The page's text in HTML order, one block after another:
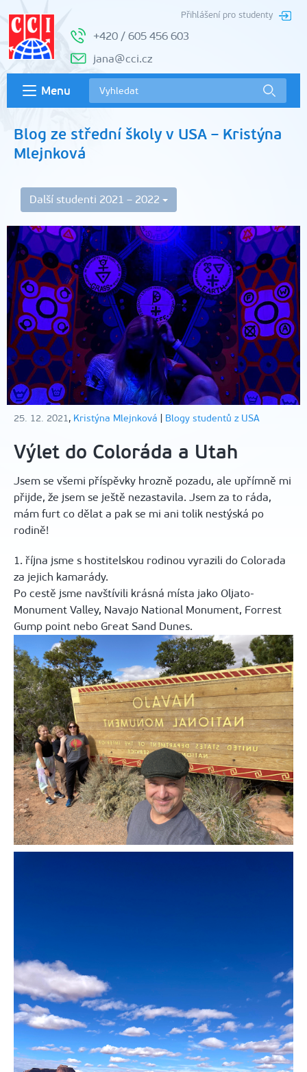
Přihlášení pro studenty
+420 / 605 456 603
jana@cci.cz
Menu
Blog ze střední školy v USA – Kristýna
Mlejnková
Další studenti 2021 – 2022
25. 12. 2021, Kristýna Mlejnková Blogy studentů z USA
Výlet do Coloráda a Utah
Jsem se všemi příspěvky hrozně pozadu, ale upřímně mi
přijde, že jsem se ještě nezastavila. Jsem za to ráda,
mám furt co dělat a pak se mi ani tolik nestýská po
rodině!
1. října jsme s hostitelskou rodinou vyrazili do Colorada
za jejich kamarády.
Po cestě jsme navštívili krásná místa jako Oljato-
Monument Valley, Navajo National Monument, Forrest
Gump point nebo Great Sand Dunes.